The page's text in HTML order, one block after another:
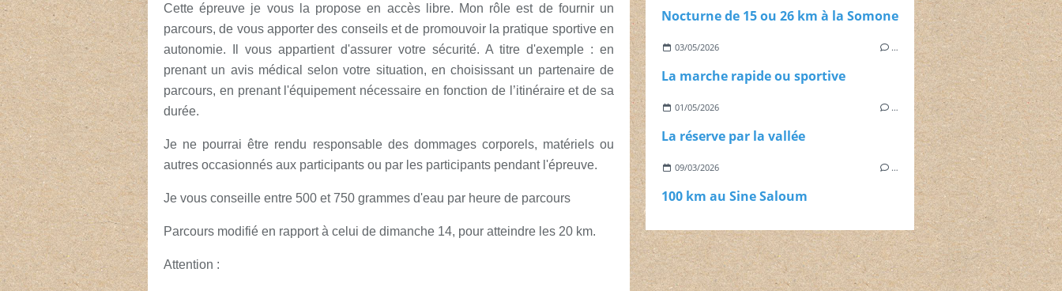
Cette épreuve je vous la propose en accès libre. Mon rôle est de fournir un
parcours, de vous apporter des conseils et de promouvoir la pratique sportive en
autonomie. Il vous appartient d'assurer votre sécurité. A titre d'exemple : en
prenant un avis médical selon votre situation, en choisissant un partenaire de
parcours, en prenant l'équipement nécessaire en fonction de l’itinéraire et de sa
durée.
Je ne pourrai être rendu responsable des dommages corporels, matériels ou
autres occasionnés aux participants ou par les participants pendant l'épreuve.
Je vous conseille entre 500 et 750 grammes d'eau par heure de parcours
Parcours modifié en rapport à celui de dimanche 14, pour atteindre les 20 km.
Attention :
Nocturne de 15 ou 26 km à la Somone
03/05/2026 …
La marche rapide ou sportive
01/05/2026 …
La réserve par la vallée
09/03/2026 …
100 km au Sine Saloum